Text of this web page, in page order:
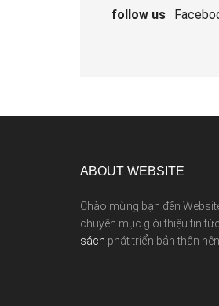
follow us :
ABOUT WEBSITE
Chào mừng bạn đến
chuyên mục giới thiệu tin tức
sách phát triển bản thân